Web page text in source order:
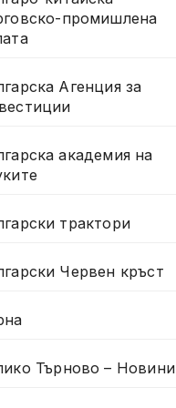
промишлена
Агенция за
академия на
трактори
Червен кръст
Търново – Новини